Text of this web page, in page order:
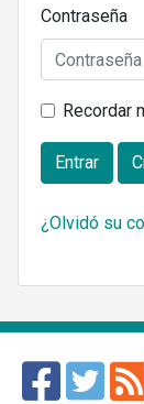
Contraseña
Recordar
Entrar
¿Olvidó su